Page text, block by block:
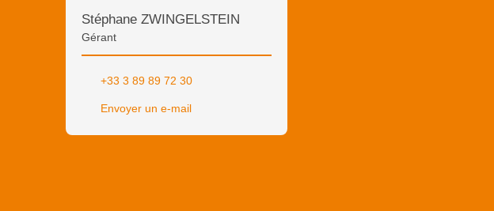
Stéphane ZWINGELSTEIN
Gérant
+33 3 89 89 72 30
Envoyer un e-mail